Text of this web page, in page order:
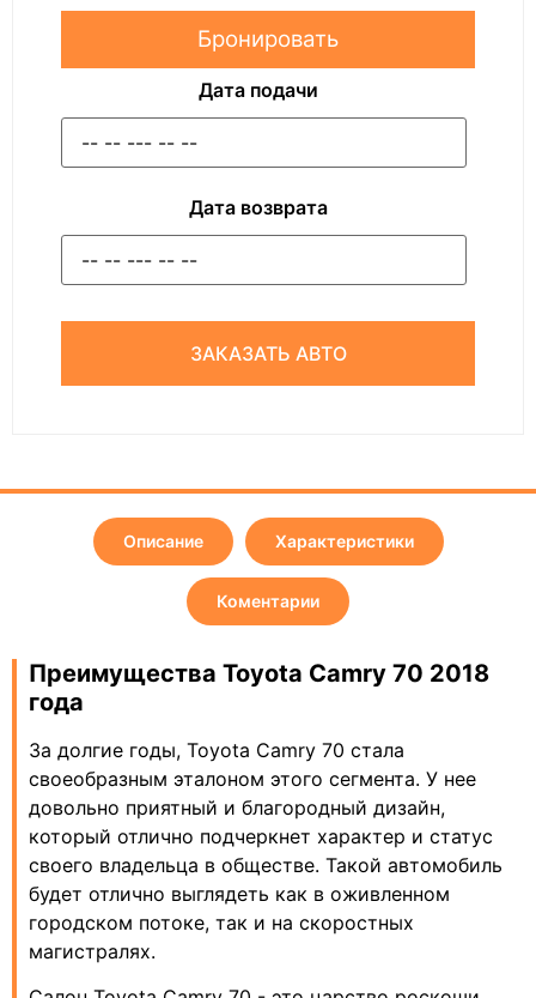
Бронировать
Дата подачи
Дата возврата
ЗАКАЗАТЬ АВТО
Описание Характеристики
Коментарии
Преимущества Toyota Camry 70 2018
года
За долгие годы, Toyota Camry 70 стала
своеобразным эталоном этого сегмента. У нее
довольно приятный и благородный дизайн,
который отлично подчеркнет характер и статус
своего владельца в обществе. Такой автомобиль
будет отлично выглядеть как в оживленном
городском потоке, так и на скоростных
магистралях.